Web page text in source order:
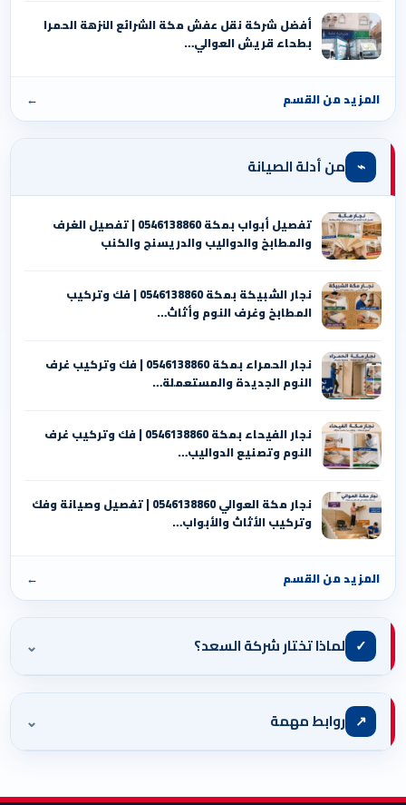
أفضل شركة نقل عفش مكة الشرائع النزهة الحمرا
بطحاء قريش العوالي…
المزيد من القسم ←
⌁ من أدلة الصيانة
تفصيل أبواب بمكة 0546138860 | تفصيل الغرف
والمطابخ والدواليب والدريسنج والكنب
نجار الشبيكة بمكة 0546138860⁩ | فك وتركيب
المطابخ وغرف النوم وأثاث…
نجار الحمراء بمكة 0546138860⁩ | فك وتركيب غرف
النوم الجديدة والمستعملة…
نجار الفيحاء بمكة 0546138860⁩ | فك وتركيب غرف
النوم وتصنيع الدواليب…
نجار مكة العوالي 0546138860⁩ | تفصيل وصيانة وفك
وتركيب الأثاث والأبواب…
المزيد من القسم ←
✓ لماذا تختار شركة السعد؟ ⌄
↗ روابط مهمة ⌄